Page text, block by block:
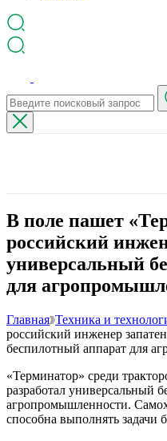
В поле пашет
российский
универсальный
для
Главная Техника и
российский инженер
беспилотный аппарат для
«Терминатор» среди
разработал универсальный
агропромышленности.
способна выполнять задачи